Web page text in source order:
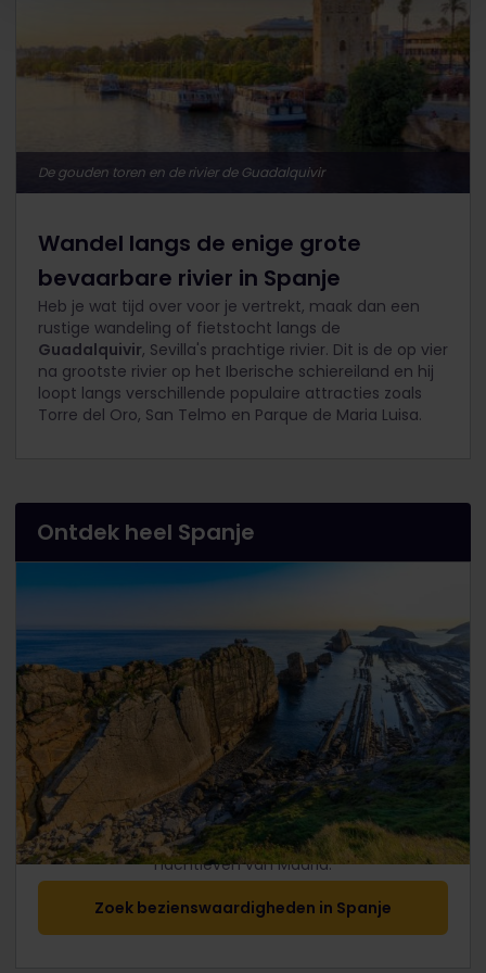
De gouden toren en de rivier de Guadalquivir
Wandel langs de enige grote
bevaarbare rivier in Spanje
Heb je wat tijd over voor je vertrekt, maak dan een
rustige wandeling of fietstocht langs de
Guadalquivir, Sevilla's prachtige rivier. Dit is de op vier
na grootste rivier op het Iberische schiereiland en hij
loopt langs verschillende populaire attracties zoals
Torre del Oro, San Telmo en Parque de Maria Luisa.
Ontdek heel Spanje
Ontdek alles, van de architectuur van Gaudi tot het
nachtleven van Madrid.
Zoek bezienswaardigheden in Spanje